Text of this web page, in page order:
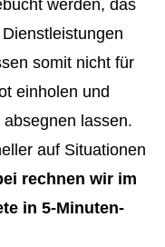
werden, das
somit nicht für
einholen und
lassen.
auf Situationen
rechnen wir im
in 5-Minuten-